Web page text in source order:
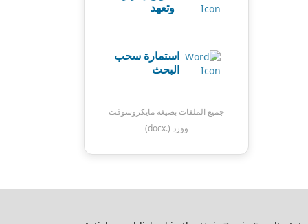
وتعهد
استمارة سحب
البحث
جميع الملفات بصيغة مايكروسوفت
وورد (.docx)